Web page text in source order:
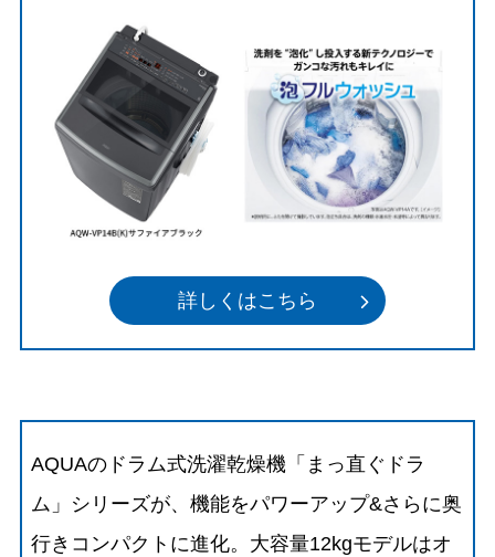
詳しくはこちら
AQUAのドラム式洗濯乾燥機「まっ直ぐドラ
ム」シリーズが、機能をパワーアップ&さらに奥
行きコンパクトに進化。大容量12kgモデルはオ